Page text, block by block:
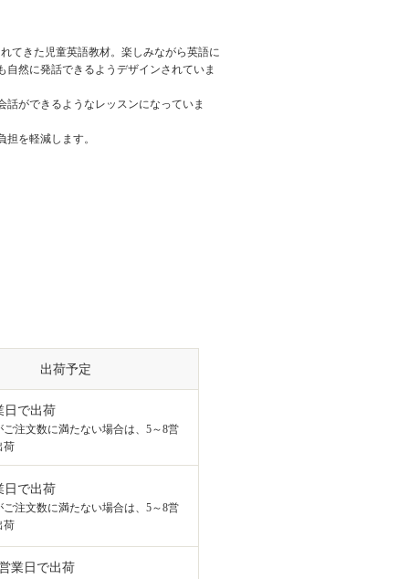
てきた児童英語教材。楽しみながら英語に
然に発話できるようデザインされていま
ができるようなレッスンになっていま
を軽減します。
出荷予定
日で出荷
ご注文数に満たない場合は、5～8営
荷
日で出荷
ご注文数に満たない場合は、5～8営
荷
業日で出荷